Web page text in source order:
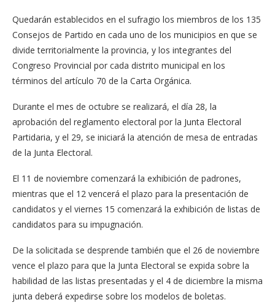
Quedarán establecidos en el sufragio los miembros de los 135
Consejos de Partido en cada uno de los municipios en que se
divide territorialmente la provincia, y los integrantes del
Congreso Provincial por cada distrito municipal en los
términos del artículo 70 de la Carta Orgánica.
Durante el mes de octubre se realizará, el día 28, la
aprobación del reglamento electoral por la Junta Electoral
Partidaria, y el 29, se iniciará la atención de mesa de entradas
de la Junta Electoral.
El 11 de noviembre comenzará la exhibición de padrones,
mientras que el 12 vencerá el plazo para la presentación de
candidatos y el viernes 15 comenzará la exhibición de listas de
candidatos para su impugnación.
De la solicitada se desprende también que el 26 de noviembre
vence el plazo para que la Junta Electoral se expida sobre la
habilidad de las listas presentadas y el 4 de diciembre la misma
junta deberá expedirse sobre los modelos de boletas.